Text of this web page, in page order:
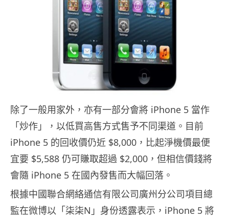
除了一般用家外，亦有一部分會將 iPhone 5 當作
「炒作」，以低買高售方式售予不同渠道。目前
iPhone 5 的回收價仍近 $8,000，比起淨機價最便
宜要 $5,588 仍可賺取超過 $2,000，但相信價錢將
會隨 iPhone 5 在國內發售而大幅回落。
根據中國聯合網絡通信有限公司廣州分公司項目總
監在微博以「柒柒N」身份透露表示，iPhone 5 將